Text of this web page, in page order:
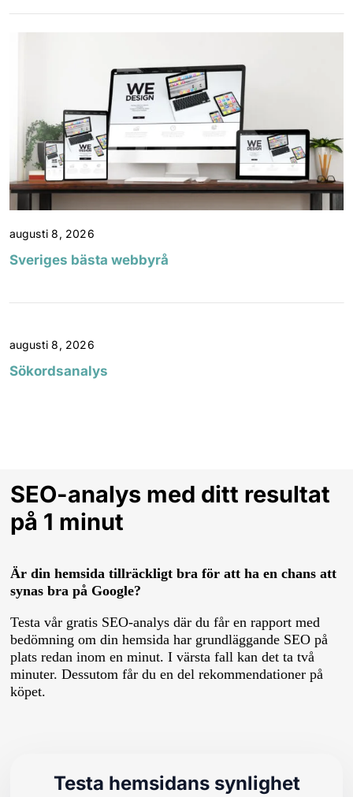
augusti 8, 2026
Sveriges bästa webbyrå
augusti 8, 2026
Sökordsanalys
SEO-analys med ditt resultat
på 1 minut
Är din hemsida tillräckligt bra för att ha en chans att
synas bra på Google?
Testa vår gratis SEO-analys där du får en rapport med
bedömning om din hemsida har grundläggande SEO på
plats redan inom en minut. I värsta fall kan det ta två
minuter. Dessutom får du en del rekommendationer på
köpet.
Testa hemsidans synlighet